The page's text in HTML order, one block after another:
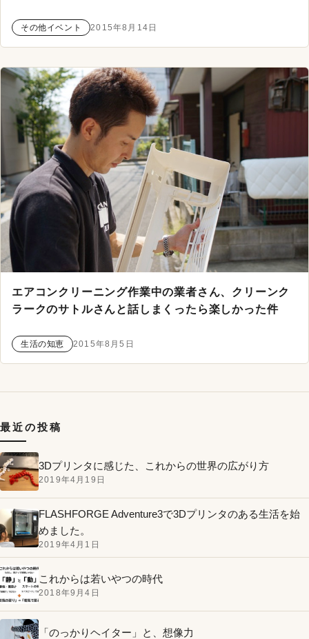
その他イベント 2015年8月14日
エアコンクリーニング作業中の業者さん、クリーンク
ラークのサトルさんと話しまくったら楽しかった件
生活の知恵 2015年8月5日
最近の投稿
3Dプリンタに感じた、これからの世界の広がり方
2019年4月19日
FLASHFORGE Adventure3で3Dプリンタのある生活を始
めました。
2019年4月1日
これからは若いやつの時代
2018年9月4日
「のっかりヘイター」と、想像力